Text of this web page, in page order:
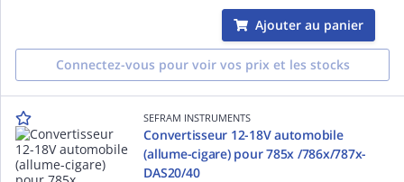
Ajouter au panier
Connectez-vous pour voir vos prix et les stocks
SEFRAM INSTRUMENTS
Convertisseur 12-18V automobile
(allume-cigare) pour 785x /786x/787x-
DAS20/40